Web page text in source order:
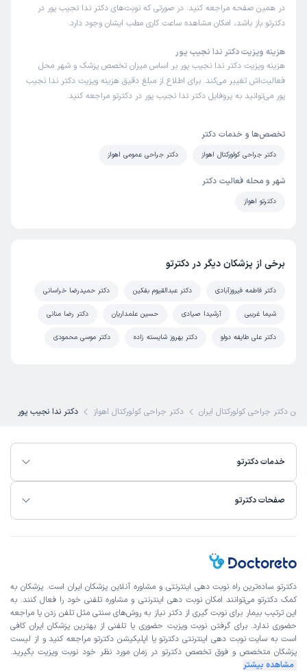
در همین صفحه مراجعه کنید. در صورتی که نوبت‌های دکتر ندا نجیب پور در
دکترتو باز باشد، امکان مشاهده ساعت کاری مطب ایشان وجود دارد.
هزینه ویزیت دکتر ندا نجیب پور
هزینه ویزیت دکتر ندا نجیب پور بر اساس میزان تخصص پزشک و شهر محل
فعالیت‌اش تغییر می‌کند. برای اطلاع از مبلغ دقیق هزینه ویزیت دکتر ندا نجیب
پور می‌توانید به پروفایل دکتر ندا نجیب پور در دکترتو مراجعه کنید.
تخصص‌ها و خدمات دکتر
دکتر جراحی کولورکتال اهواز دکتر جراحی عمومی اهواز
شهر و محله فعالیت دکتر
دکترتو اهواز
برخی از پزشکان دیگر در دکترتو
دکتر فاطمه فیروزآبادی دکتر عبدالقیوم بفکین دکتر حمیدرضا خراسانی
شیما غریبی آرشیدا صیادی حسین علمداریان دکتر رضا منانی
دکتر علی طایفه دولو دکتر بهروز شایسته زاده دکتر موسی محمودی
دکتر جراحی کولورکتال ایران دکتر جراحی کولورکتال اهواز دکتر ندا نجیب پور
خدمات دکترتو
صفحات دکترتو
دکترتو ساده‌ترین راه نوبت‌ دهی اینترنتی و مشاوره آنلاین پزشکان ایران است. پزشکان به
کمک دکترتو می‌توانند امکان نوبت دهی اینترنتی و مشاوره تلفنی خود را فعال کنند. به
این ترتیب بیمار برای نوبت گیری از دکتر نیاز به روش‌های سنتی مثل تلفن زدن یا مراجعه
حضوری ندارد. برای گرفتن نوبت ویزیت حضوری یا تلفنی از بهترین پزشکان ایران کافی
است به سایت نوبت دهی اینترنتی دکترتو یا اپلیکیشن دکترتو مراجعه کنید و از لیست
پزشکان متخصص و فوق تخصص دکترتو در زمان مورد نظر خود نوبت ویزیت بگیرید.
مشاهده بیشتر